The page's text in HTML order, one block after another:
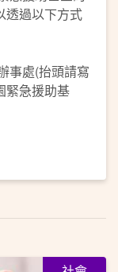
透過以下方式
事處(抬頭請寫
緊急援助基